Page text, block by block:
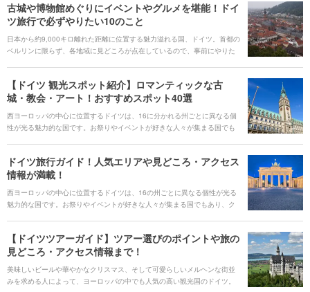
古城や博物館めぐりにイベントやグルメを堪能！ドイ
ツ旅行で必ずやりたい10のこと
日本から約9,000キロ離れた距離に位置する魅力溢れる国、ドイツ。首都の
ベルリンに限らず、各地域に見どころが点在しているので、事前にやりた
さん見つかること間違いなし。あなたのドイツ滞在が最高の思い出となり
ますように！
【ドイツ 観光スポット紹介】ロマンティックな古
城・教会・アート！おすすめスポット40選
西ヨーロッパの中心に位置するドイツは、16に分かれる州ごとに異なる個
性が光る魅力的な国です。お祭りやイベントが好きな人々が集まる国でも
す。 ドイツを観光する上で、押さえておきたい定番から穴場の絶景スポッ
ト、定番のお土産までドイツ旅行の計画を立てるのに役立つ情報をたっぷ
ドイツ旅行ガイド！人気エリアや見どころ・アクセス
情報が満載！
西ヨーロッパの中心に位置するドイツは、16の州ごとに異なる個性が光る
魅力的な国です。お祭りやイベントが好きな人々が集まる国でもあり、ク
は、ドイツへの旅行が決まった際にまず確認しておきたい、ドイツ各都市
の見どころとおすすめ観光スポット、公共交通機関の情報から人気ご当地
介します。
【ドイツツアーガイド】ツアー選びのポイントや旅の
見どころ・アクセス情報まで！
美味しいビールや華やかなクリスマス、そして可愛らしいメルヘンな街並
みを求める人によって、ヨーロッパの中でも人気の高い観光国のドイツ。